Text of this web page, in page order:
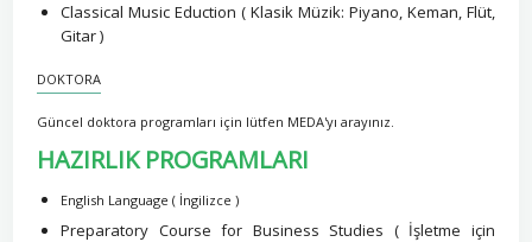
Classical Music Eduction ( Klasik Müzik: Piyano, Keman, Flüt,
Gitar )
DOKTORA
Güncel doktora programları için lütfen MEDA'yı arayınız.
HAZIRLIK PROGRAMLARI
English Language ( İngilizce )
Preparatory Course for Business Studies ( İşletme için